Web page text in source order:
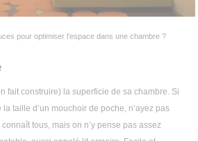
pour optimiser l’espace dans une chambre ?
fait construire) la superficie de sa chambre. Si
taille d’un mouchoir de poche, n’ayez pas
tous, mais on n’y pense pas assez